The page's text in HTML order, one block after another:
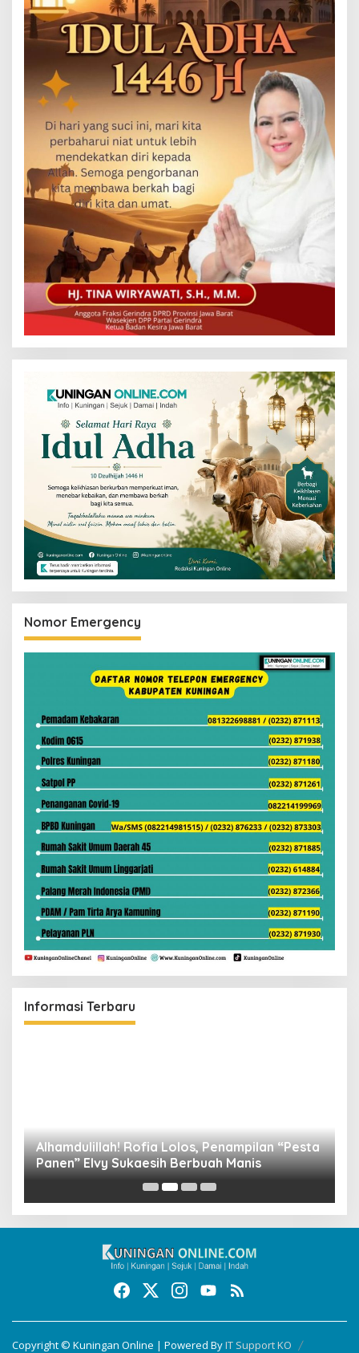
Nomor Emergency
Informasi Terbaru
Alhamdulillah! Rofia Lolos, Penampilan “Pesta
Panen” Elvy Sukaesih Berbuah Manis
Copyright © Kuningan Online | Powered ByIT Support KO